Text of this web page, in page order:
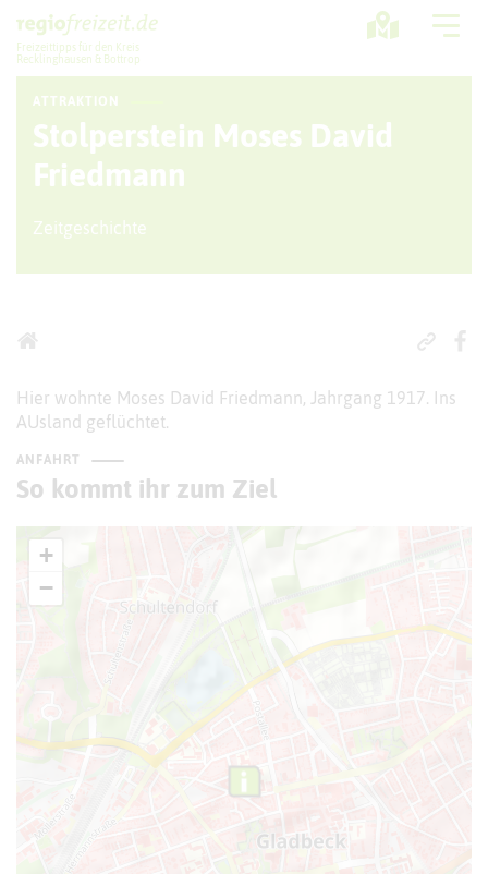
Freizeittipps für den Kreis
Recklinghausen & Bottrop
Sport + Bewegung
Freizeitregion
ATTRAKTION
Stolperstein Moses David
Friedmann
Zeitgeschichte
Hier wohnte Moses David Friedmann, Jahrgang 1917. Ins
AUsland geflüchtet.
ANFAHRT
So kommt ihr zum Ziel
+
−